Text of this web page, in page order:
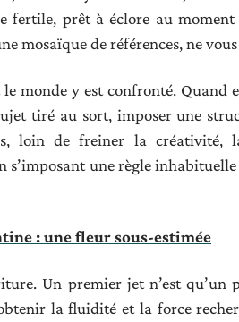
fertile, prêt à éclore au moment
mosaïque de références, ne
monde y est confronté. Quand
tiré au sort, imposer une
loin de freiner la créativité,
s’imposant une règle
: une fleur sous-estimée
Un premier jet n’est qu’un
la fluidité et la force